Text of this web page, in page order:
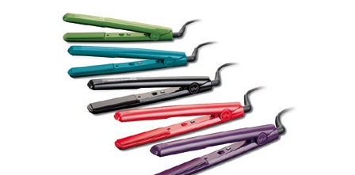
BOUTIQUE
CULTURE
HIGH TECH
MAISON